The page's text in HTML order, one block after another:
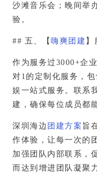
沙滩音乐会；晚间举
验。
## 五、【 嗨爽团建 】
作为服务过3000+企
对1的定制化服务，
娱一站式服务。联系
建，确保每位成员都
深圳海边 团建方案 旨
作体验，让每一次的
加强团队内部联系，
而达到增进团队凝聚